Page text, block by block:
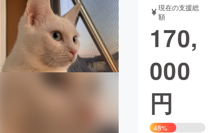
アート・写真 音楽
テクノロジー・ガジェット ゲーム・サ
映像・映画
ビジネス・起業
現在の支援総
額
170,
000
円
48%